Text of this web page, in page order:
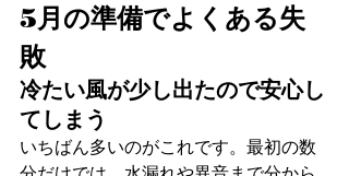
5月の準備でよくある失
敗
冷たい風が少し出たので安心し
てしまう
いちばん多いのがこれです。最初の数